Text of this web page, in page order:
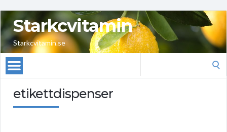
Starkcvitamin
Starkcvitamin.se
etikettdispenser